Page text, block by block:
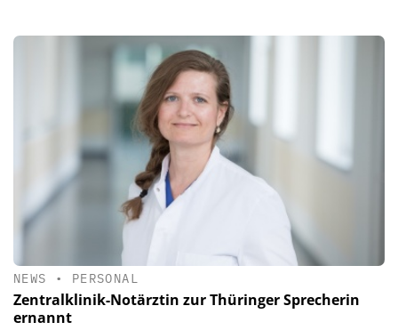
NEWS • PERSONAL
Zentralklinik-Notärztin zur Thüringer Sprecherin
ernannt